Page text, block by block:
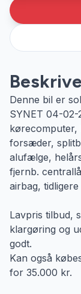
Denne bil er
SYNET 04-02-
kørecomputer,
forsæder,
alufælge,
fjernb.
airbag,
Lavpris tilbud,
klargøring og
godt.
Kan også
for 35.000 kr.